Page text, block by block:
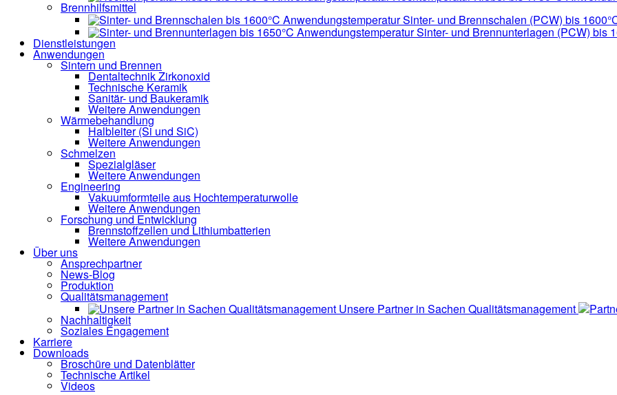
Brennhilfsmittel
Sinter- und Brennschalen (PCW) bis
Sinter- und Brennunterlagen (PCW) bis
Dienstleistungen
Anwendungen
Sintern und Brennen
DentaltechnikZirkonoxid
Technische Keramik
Sanitär- und Baukeramik
Weitere Anwendungen
Wärmebehandlung
Halbleiter(Si und SiC)
Weitere Anwendungen
Schmelzen
Spezialgläser
Weitere Anwendungen
Engineering
Vakuumformteile aus Hochtemperaturwolle
Weitere Anwendungen
Forschung und Entwicklung
Brennstoffzellen und Lithiumbatterien
Weitere Anwendungen
Über uns
Ansprechpartner
News-Blog
Produktion
Qualitätsmanagement
Unsere Partner in Sachen Qualitätsmanagement
Nachhaltigkeit
Soziales Engagement
Karriere
Downloads
Broschüre und Datenblätter
Technische Artikel
Videos